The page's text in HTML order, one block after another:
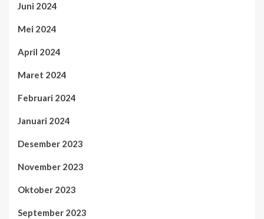
Juni 2024
Mei 2024
April 2024
Maret 2024
Februari 2024
Januari 2024
Desember 2023
November 2023
Oktober 2023
September 2023